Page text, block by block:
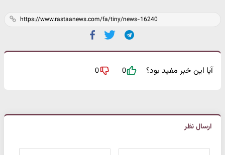
آیا این خبر مفید بود؟ 0
0
ارسال نظر